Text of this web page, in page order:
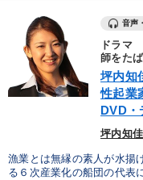
音声
ドラマ
師をた
坪内知
性起業
DVD・
坪内知
漁業とは無縁の素人が水揚
る６次産業化の船団の代表